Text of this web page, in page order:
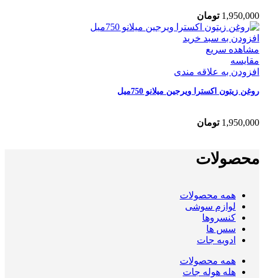
1,950,000 تومان
افزودن به سبد خرید
مشاهده سریع
مقایسه
افزودن به علاقه مندی
روغن زیتون اکسترا ویرجین میلانو 750میل
1,950,000 تومان
محصولات
همه محصولات
لوازم سوشی
کنسروها
سس ها
ادویه جات
همه محصولات
هله هوله جات